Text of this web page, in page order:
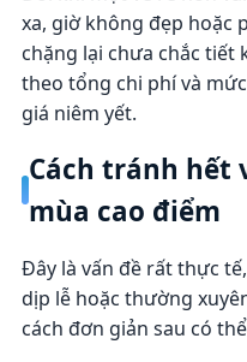
xa, giờ không đẹp hoặc
chặng lại chưa chắc tiết
theo tổng chi phí và
giá niêm yết.
Cách tránh hết
mùa cao điểm
Đây là vấn đề rất thực
dịp lễ hoặc thường
cách đơn giản sau có